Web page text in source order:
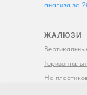
На
ЖАЛЮЗИ
анализа за